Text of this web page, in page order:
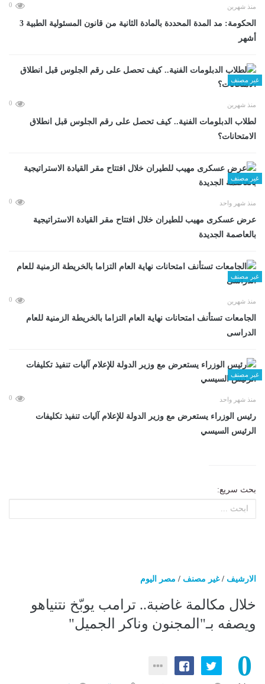
منذ شهرين 0
الحكومة: مد المدة المحددة بالمادة الثانية من قانون المسئولية الطبية 3
أشهر
غير مصنف
منذ شهرين 0
لطلاب الدبلومات الفنية.. كيف تحصل على رقم الجلوس قبل انطلاق
الامتحانات؟
غير مصنف
منذ شهر واحد 0
عرض عسكرى مهيب للطيران خلال افتتاح مقر القيادة الاستراتيجية
بالعاصمة الجديدة
غير مصنف
منذ شهرين 0
الجامعات تستأنف امتحانات نهاية العام التزاما بالخريطة الزمنية للعام
الدراسى
غير مصنف
منذ شهر واحد 0
رئيس الوزراء يستعرض مع وزير الدولة للإعلام آليات تنفيذ تكليفات
الرئيس السيسي
بحث سريع:
الارشيف /غير مصنف / مصر اليوم
خلال مكالمة غاضبة.. ترامب يوبّخ نتنياهو
ويصفه بـ"المجنون وناكر الجميل"
0